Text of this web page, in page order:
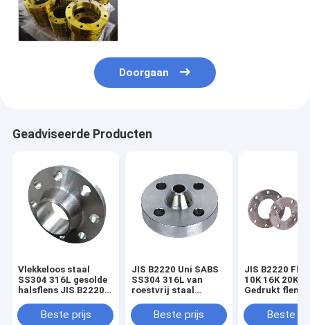
Doorgaan
Geadviseerde Producten
Vlekkeloos staal
SS304 316L gesolde
halsflens JIS B2220
Beste prijs
JIS B2220 Uni SABS
SS304 316L van
roestvrij staal
Beste prijs
JIS B2220
10K 16K 20K
Gedrukt flens
Beste